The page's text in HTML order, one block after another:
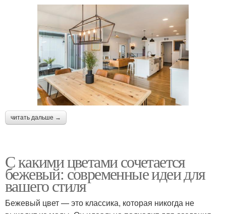
читать дальше →
С какими цветами сочетается
бежевый: современные идеи для
вашего стиля
Бежевый цвет — это классика, которая никогда не